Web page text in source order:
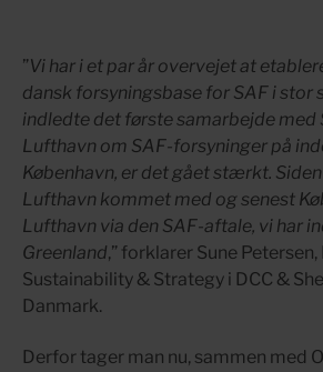
”Vi har i et par år overvejet at
dansk forsyningsbase for SAF i stor
indledte det første samarbejde med
Lufthavn om SAF-forsyninger på
København, er det gået stærkt.
Lufthavn kommet med og senest
Lufthavn via den SAF-aftale, vi har
Greenland,” forklarer Sune
Sustainability & Strategy i DCC &
Danmark.
Derfor tager man nu, sammen med